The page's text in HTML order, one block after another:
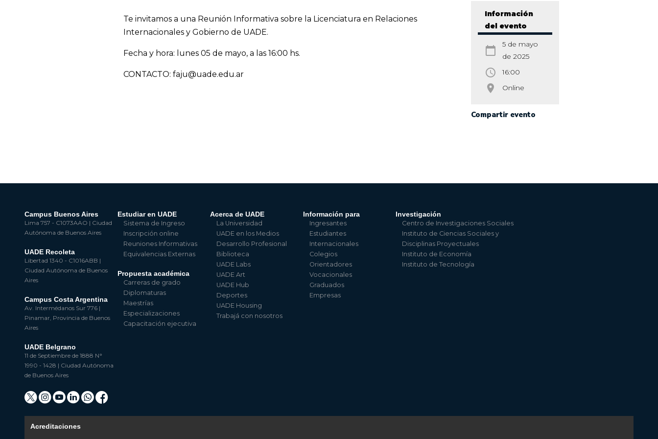
Información
del evento
calendar_today
5 de mayo
de 2025
access_time 16:00
room Online
Compartir evento
Te invitamos a una Reunión Informativa sobre la Licenciatura en Relaciones
Internacionales y Gobierno de UADE.
Fecha y hora: lunes 05 de mayo, a las 16:00 hs.
CONTACTO: faju@uade.edu.ar
Campus Buenos Aires
Lima 757 - C1073AAO | Ciudad
Autónoma de Buenos Aires
UADE Recoleta
Libertad 1340 - C1016ABB |
Ciudad Autónoma de Buenos
Aires
Campus Costa Argentina
Av. Intermédanos Sur 776 |
Pinamar, Provincia de Buenos
Aires
UADE Belgrano
11 de Septiembre de 1888 N°
1990 - 1428 | Ciudad Autónoma
de Buenos Aires
Estudiar en UADE
Sistema de Ingreso
Inscripción online
Reuniones Informativas
Equivalencias Externas
Propuesta académica
Carreras de grado
Diplomaturas
Maestrías
Especializaciones
Capacitación ejecutiva
Acerca de UADE
La Universidad
UADE en los Medios
Desarrollo Profesional
Biblioteca
UADE Labs
UADE Art
UADE Hub
Deportes
UADE Housing
Trabajá con nosotros
Información para
Ingresantes
Estudiantes
Internacionales
Colegios
Orientadores
Vocacionales
Graduados
Empresas
Investigación
Centro de Investigaciones Sociales
Instituto de Ciencias Sociales y
Disciplinas Proyectuales
Instituto de Economía
Instituto de Tecnología
Acreditaciones